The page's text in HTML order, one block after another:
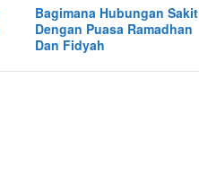
Bagimana Hubungan Sakit
Dengan Puasa Ramadhan
Dan Fidyah